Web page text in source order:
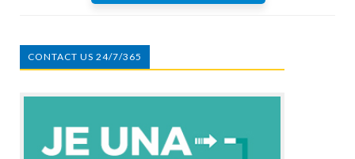
CONTACT US 24/7/365